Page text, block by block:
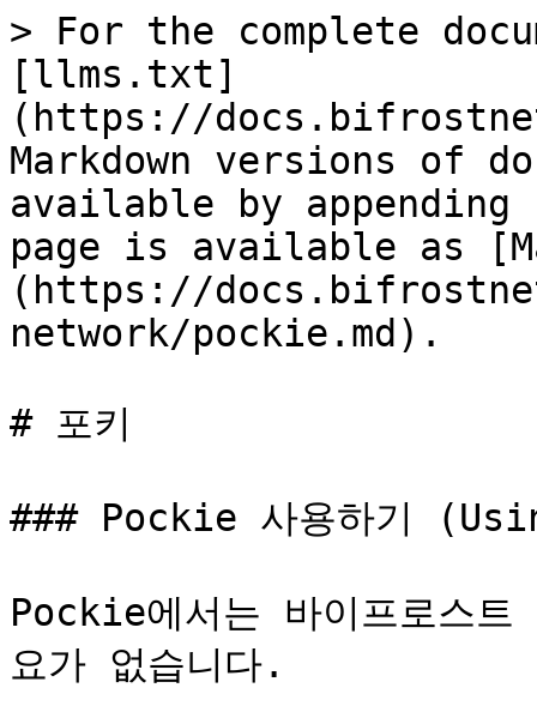
> For the complete
[llms.txt]
(https://
Markdown versions of
available by
page is available as
(https://
network/pockie.md).
# 포키
### Pockie 사용하기
Pockie에서는 바이프로스
요가 없습니다.